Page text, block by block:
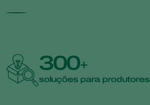
300+
soluções para produtores